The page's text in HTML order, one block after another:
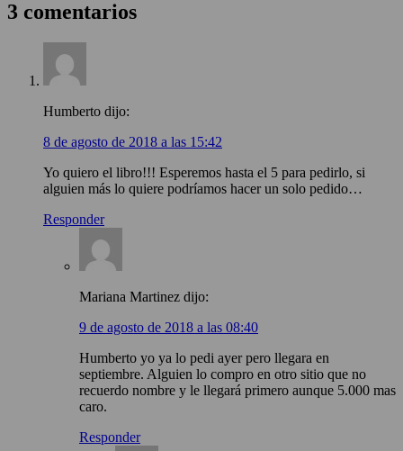
3 comentarios
Humberto dijo:
8 de agosto de 2018 a las 15:42
Yo quiero el libro!!! Esperemos hasta el 5 para pedirlo, si
alguien más lo quiere podríamos hacer un solo pedido…
Responder
Mariana Martinez dijo:
9 de agosto de 2018 a las 08:40
Humberto yo ya lo pedi ayer pero llegara en
septiembre. Alguien lo compro en otro sitio que no
recuerdo nombre y le llegará primero aunque 5.000 mas
caro.
Responder